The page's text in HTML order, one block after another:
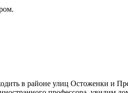
в районе улиц Остоженки и